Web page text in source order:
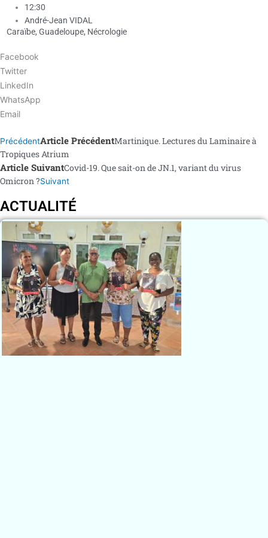
12:30
André-Jean VIDAL
Caraïbe, Guadeloupe, Nécrologie
Facebook
Twitter
LinkedIn
WhatsApp
Email
PrécédentArticle PrécédentMartinique. Lectures du Laminaire à
Tropiques Atrium
Article SuivantCovid-19. Que sait-on de JN.1, variant du virus
Omicron ?Suivant
ACTUALITÉ